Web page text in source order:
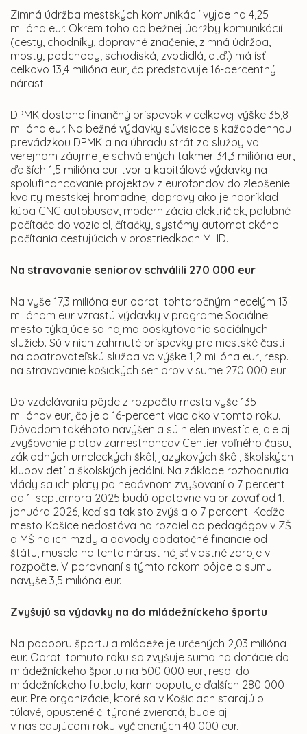
Zimná údržba mestských komunikácií vyjde na 4,25
milióna eur. Okrem toho do bežnej údržby komunikácií
(cesty, chodníky, dopravné značenie, zimná údržba,
mosty, podchody, schodiská, zvodidlá, atď.) má ísť
celkovo 13,4 milióna eur, čo predstavuje 16-percentný
nárast.
DPMK dostane finančný príspevok v celkovej výške 35,8
milióna eur. Na bežné výdavky súvisiace s každodennou
prevádzkou DPMK a na úhradu strát za služby vo
verejnom záujme je schválených takmer 34,3 milióna eur,
ďalších 1,5 milióna eur tvoria kapitálové výdavky na
spolufinancovanie projektov z eurofondov do zlepšenie
kvality mestskej hromadnej dopravy ako je napríklad
kúpa CNG autobusov, modernizácia električiek, palubné
počítače do vozidiel, čítačky, systémy automatického
počítania cestujúcich v prostriedkoch MHD.
Na stravovanie seniorov schválili 270 000 eur
Na vyše 17,3 milióna eur oproti tohtoročným necelým 13
miliónom eur vzrastú výdavky v programe Sociálne
mesto týkajúce sa najmä poskytovania sociálnych
služieb. Sú v nich zahrnuté príspevky pre mestské časti
na opatrovateľskú služba vo výške 1,2 milióna eur, resp.
na stravovanie košických seniorov v sume 270 000 eur.
Do vzdelávania pôjde z rozpočtu mesta vyše 135
miliónov eur, čo je o 16-percent viac ako v tomto roku.
Dôvodom takéhoto navýšenia sú nielen investície, ale aj
zvyšovanie platov zamestnancov Centier voľného času,
základných umeleckých škôl, jazykových škôl, školských
klubov detí a školských jedální. Na základe rozhodnutia
vlády sa ich platy po nedávnom zvyšovaní o 7 percent
od 1. septembra 2025 budú opätovne valorizovať od 1.
januára 2026, keď sa takisto zvýšia o 7 percent. Keďže
mesto Košice nedostáva na rozdiel od pedagógov v ZŠ
a MŠ na ich mzdy a odvody dodatočné financie od
štátu, muselo na tento nárast nájsť vlastné zdroje v
rozpočte. V porovnaní s týmto rokom pôjde o sumu
navyše 3,5 milióna eur.
Zvyšujú sa výdavky na do mládežníckeho športu
Na podporu športu a mládeže je určených 2,03 milióna
eur. Oproti tomuto roku sa zvyšuje suma na dotácie do
mládežníckeho športu na 500 000 eur, resp. do
mládežníckeho futbalu, kam poputuje ďalších 280 000
eur. Pre organizácie, ktoré sa v Košiciach starajú o
túlavé, opustené či týrané zvieratá, bude aj
v nasledujúcom roku vyčlenených 40 000 eur.